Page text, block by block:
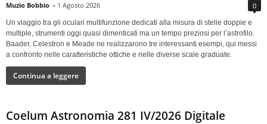
Muzio Bobbio - 1 Agosto 2026 0
Un viaggio tra gli oculari multifunzione dedicati alla misura di stelle doppie e
multiple, strumenti oggi quasi dimenticati ma un tempo preziosi per l’astrofilo.
Baader, Celestron e Meade ne realizzarono tre interessanti esempi, qui messi
a confronto nelle caratteristiche ottiche e nelle diverse scale graduate.
Continua a leggere
Coelum Astronomia 281 IV/2026 Digitale